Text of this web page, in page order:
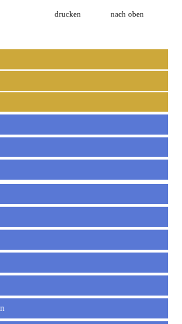
drucken nach oben